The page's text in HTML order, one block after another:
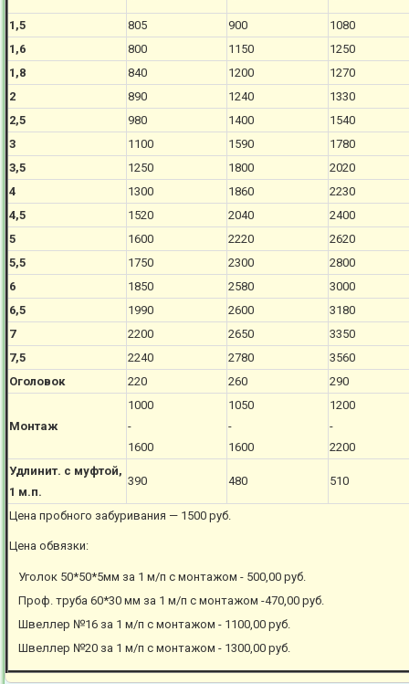
1,5 805 900
1080
1,6
800 1150
1250
1,8
840 1200
1270
2
890 1240
1330
2,5
980 1400
1540
3
1100 1590
1780
3,5
1250 1800
2020
4
1300 1860
2230
4,5
1520 2040
2400
5
1600 2220
2620
5,5
1750 2300
2800
6
1850 2580
3000
6,5
1990 2600
3180
7
2200 2650
3350
7,5
2240 2780
3560
Оголовок
220 260 290
Монтаж
1000
-
1600
1050
-
1600
1200
-
2200
Удлинит. с муфтой,
1 м.п.
390 480 510
Цена пробного забуривания — 1500 руб.
Цена обвязки:
Уголок 50*50*5мм за 1 м/п с монтажом - 500,00 руб.
Проф. труба 60*30 мм за 1 м/п с монтажом -470,00 руб.
Швеллер №16 за 1 м/п с монтажом - 1100,00 руб.
Швеллер №20 за 1 м/п с монтажом - 1300,00 руб.